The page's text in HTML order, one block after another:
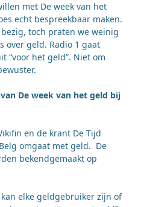
met De week van het
echt bespreekbaar maken.
toch praten we weinig
over geld. Radio 1 gaat
“voor het geld”. Niet om
De week van het geld bij
en de krant De Tijd
omgaat met geld. De
bekendgemaakt op
elke geldgebruiker zijn of